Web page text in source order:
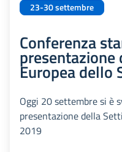
23-30 settembre
Conferenza
Europea dello
Oggi 20 settembre si è
presentazione della
2019